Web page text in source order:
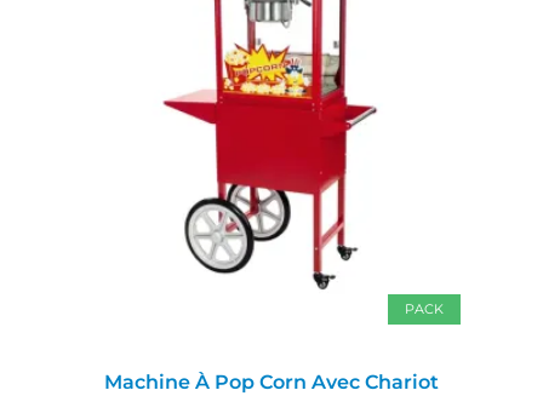
PACK
Machine À Pop Corn Avec Chariot